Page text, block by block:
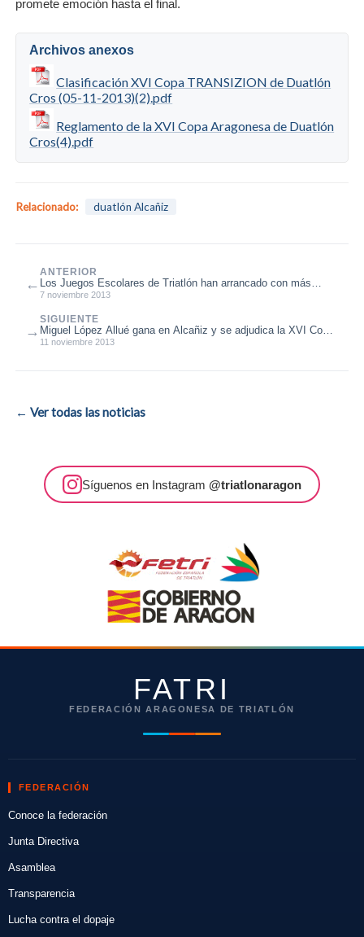
promete emoción hasta el final.
Archivos anexos
Clasificación XVI Copa TRANSIZION de Duatlón
Cros (05-11-2013)(2).pdf
Reglamento de la XVI Copa Aragonesa de Duatlón
Cros(4).pdf
Relacionado: duatlón Alcañiz
←
ANTERIOR
Los Juegos Escolares de Triatlón han arrancado con más
fuerza que nunca
7 noviembre 2013
SIGUIENTE
Miguel López Allué gana en Alcañiz y se adjudica la XVI Copa
TRANSIZION de Duatl...
11 noviembre 2013
→
← Ver todas las noticias
Síguenos en Instagram @triatlonaragon
FATRI
FEDERACIÓN ARAGONESA DE TRIATLÓN
FEDERACIÓN
Conoce la federación
Junta Directiva
Asamblea
Transparencia
Lucha contra el dopaje